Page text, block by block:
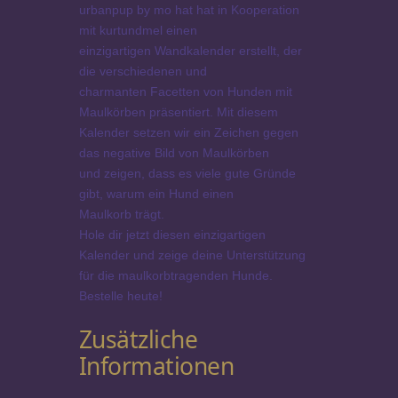
l
i
e
b
e
&
M
a
u
l
k
o
r
b
-
w
a
r
urbanpup by mo hat hat in Kooperation
mit kurtundmel einen
einzigartigen Wandkalender erstellt, der
die verschiedenen und
charmanten Facetten von Hunden mit
Maulkörben präsentiert. Mit diesem
Kalender setzen wir ein Zeichen gegen
das negative Bild von Maulkörben
und zeigen, dass es viele gute Gründe
gibt, warum ein Hund einen
Maulkorb trägt.
Hole dir jetzt diesen einzigartigen
Kalender und zeige deine Unterstützung
für die maulkorbtragenden Hunde.
Bestelle heute!
Zusätzliche
Informationen